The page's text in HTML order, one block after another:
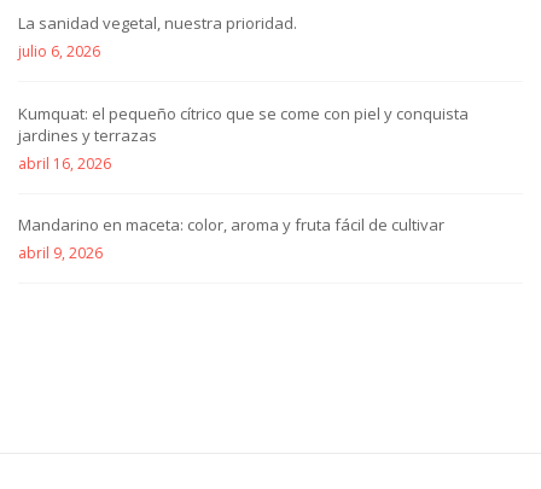
La sanidad vegetal, nuestra prioridad.
julio 6, 2026
Kumquat: el pequeño cítrico que se come con piel y conquista
jardines y terrazas
abril 16, 2026
Mandarino en maceta: color, aroma y fruta fácil de cultivar
abril 9, 2026